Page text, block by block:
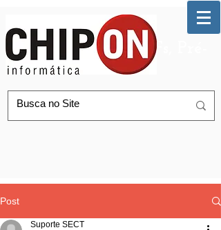
Automação de AGFs, Pré-
Postagem Correios
Post
Suporte SECT